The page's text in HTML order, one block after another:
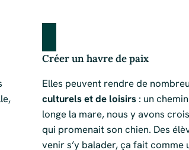
Créer un havre de paix
Elles peuvent rendre de
culturels et de loisirs: un
longe la mare, nous y avons
qui promenait son chien. Des
venir s’y balader, ça fait comme